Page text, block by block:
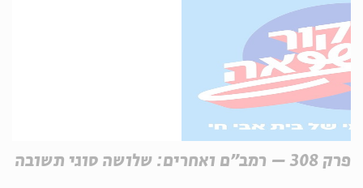
פרק 308 – רמב"ם ואחרים: שלושה סוגי תשובה